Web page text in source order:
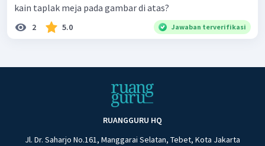
kain taplak meja pada gambar di atas?
2 5.0 Jawaban terverifikasi
RUANGGURU HQ
Jl. Dr. Saharjo No.161, Manggarai Selatan, Tebet, Kota Jakarta